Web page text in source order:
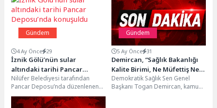
Gündem
4 Ay Önce 29
İznik Gölü’nün sular
altındaki tarihi Pancar
Deposu’nda konuşuldu
Nilüfer Belediyesi tarafından
Pancar Deposu’nda düzenlenen
Arkeoloji Gündemi buluşmalarının
bu ayki konuğu Prof. Dr. Mustafa...
Gündem
5 Ay Önce 31
Demircan, “Sağlık Bakanlığı
Kalite Birimi, Ne Müfettiş Ne
de bir Sayıştay Denetçisi
değildir”
Demokratik Sağlık Sen Genel
Başkanı Togan Demircan, kamu